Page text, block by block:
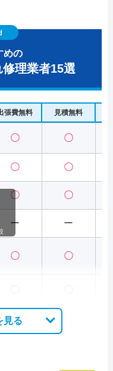
めの
修理業者15選
張費無料 見積無料
〇 〇
〇 〇
〇 〇
ー ー
〇 〇
見る